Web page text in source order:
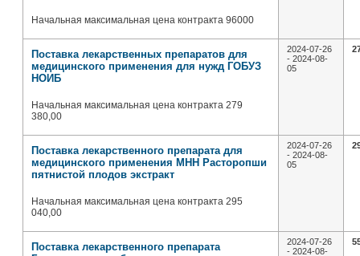
Начальная максимальная цена контракта 96000
Поставка лекарственных препаратов для
медицинского применения для нужд ГОБУЗ
НОИБ
Начальная максимальная цена контракта 279
380,00
2024-07-26
- 2024-08-
05
Поставка лекарственного препарата для
медицинского применения МНН Расторопши
пятнистой плодов экстракт
Начальная максимальная цена контракта 295
040,00
2024-07-26
- 2024-08-
05
Поставка лекарственного препарата
2024-07-26
- 2024-08-